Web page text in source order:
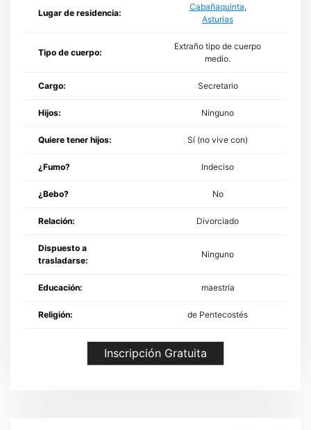
Lugar de residencia:
Cabañaquinta,
Asturias
Tipo de cuerpo:
Extraño tipo de cuerpo
medio.
Cargo: Secretario
Hijos: Ninguno
Quiere tener hijos: Sí (no vive con)
¿Fumo? Indeciso
¿Bebo? No
Relación: Divorciado
Dispuesto a
trasladarse:
Ninguno
Educación: maestría
Religión: de Pentecostés
Inscripción Gratuita